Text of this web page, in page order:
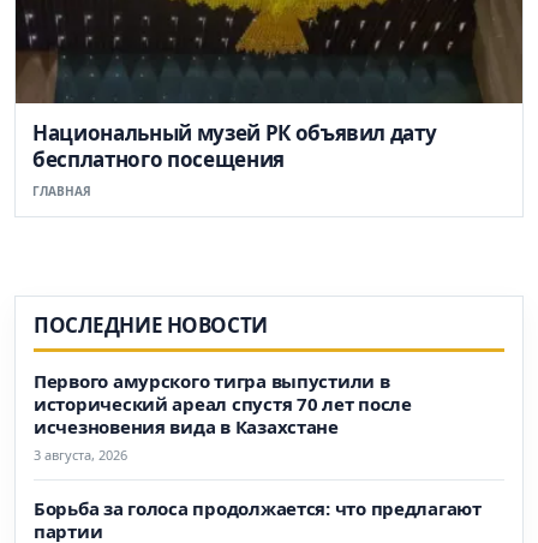
Национальный музей РК объявил дату
бесплатного посещения
ГЛАВНАЯ
ПОСЛЕДНИЕ НОВОСТИ
Первого амурского тигра выпустили в
исторический ареал спустя 70 лет после
исчезновения вида в Казахстане
3 августа, 2026
Борьба за голоса продолжается: что предлагают
партии